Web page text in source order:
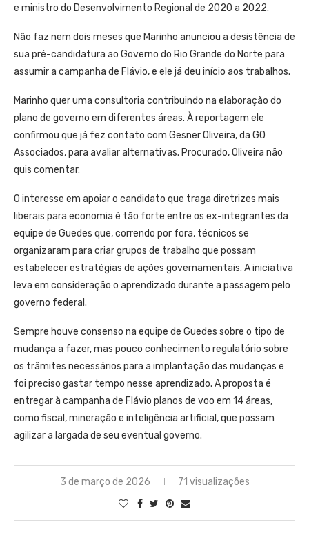
e ministro do Desenvolvimento Regional de 2020 a 2022.
Não faz nem dois meses que Marinho anunciou a desistência de
sua pré-candidatura ao Governo do Rio Grande do Norte para
assumir a campanha de Flávio, e ele já deu início aos trabalhos.
Marinho quer uma consultoria contribuindo na elaboração do
plano de governo em diferentes áreas. À reportagem ele
confirmou que já fez contato com Gesner Oliveira, da GO
Associados, para avaliar alternativas. Procurado, Oliveira não
quis comentar.
O interesse em apoiar o candidato que traga diretrizes mais
liberais para economia é tão forte entre os ex-integrantes da
equipe de Guedes que, correndo por fora, técnicos se
organizaram para criar grupos de trabalho que possam
estabelecer estratégias de ações governamentais. A iniciativa
leva em consideração o aprendizado durante a passagem pelo
governo federal.
Sempre houve consenso na equipe de Guedes sobre o tipo de
mudança a fazer, mas pouco conhecimento regulatório sobre
os trâmites necessários para a implantação das mudanças e
foi preciso gastar tempo nesse aprendizado. A proposta é
entregar à campanha de Flávio planos de voo em 14 áreas,
como fiscal, mineração e inteligência artificial, que possam
agilizar a largada de seu eventual governo.
3 de março de 2026 71 visualizações